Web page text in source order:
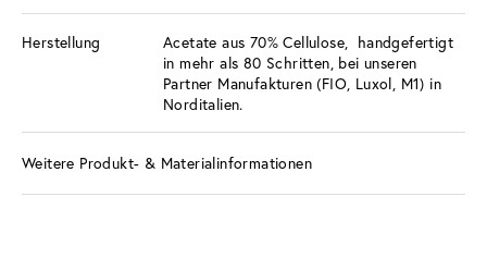
Herstellung
Acetate aus 70% Cellulose, handgefertigt
in mehr als 80 Schritten, bei unseren
Partner Manufakturen (FIO, Luxol, M1) in
Norditalien.
Weitere Produkt- & Materialinformationen